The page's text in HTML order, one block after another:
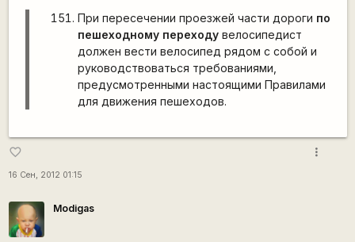
При пересечении проезжей части дороги по
пешеходному переходувелосипедист
должен вести велосипед рядом с собой и
руководствоваться требованиями,
предусмотренными настоящими Правилами
для движения пешеходов.
favorite_border
16 Сен, 2012 01:15
more_vert
Modigas